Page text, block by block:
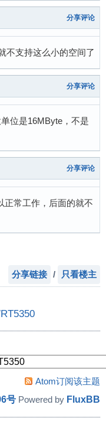
分享评论
不支持这么小的空间了
分享评论
位是16MByte，不是
分享评论
正常工作，后面的就不
分享链接 / 只看楼主
Atom订阅该主题
号 Powered by FluxBB